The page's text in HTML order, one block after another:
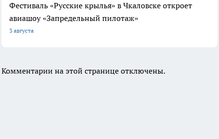
Фестиваль «Русские крылья» в Чкаловске откроет
авиашоу «Запредельный пилотаж»
3 августа
Комментарии на этой странице отключены.